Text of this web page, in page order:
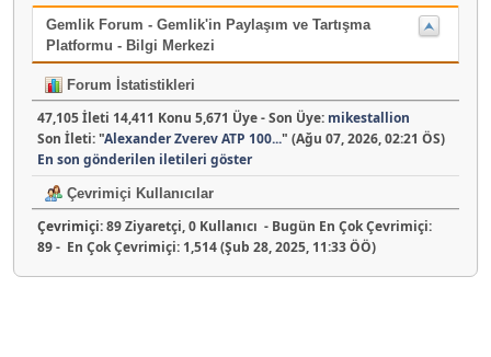
Gemlik Forum - Gemlik'in Paylaşım ve Tartışma
Platformu - Bilgi Merkezi
Forum İstatistikleri
47,105 İleti 14,411 Konu 5,671 Üye - Son Üye: mikestallion
Son İleti:"Alexander Zverev ATP 100..." (Ağu 07, 2026, 02:21 ÖS)
En son gönderilen iletileri göster
Çevrimiçi Kullanıcılar
Çevrimiçi:89 Ziyaretçi, 0 Kullanıcı - Bugün En Çok Çevrimiçi:
89- En Çok Çevrimiçi: 1,514 (Şub 28, 2025, 11:33 ÖÖ)